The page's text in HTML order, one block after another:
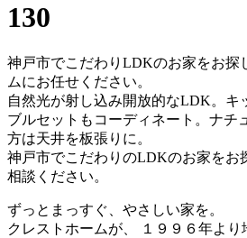
130
神戸市でこだわりLDKのお家をお探
ムにお任せください。
自然光が射し込み開放的なLDK。キ
ブルセットもコーディネート。ナチ
方は天井を板張りに。
神戸市でこだわりのLDKのお家をお
相談ください。
ずっとまっすぐ、やさしい家を。
クレストホームが、 １９９６年より